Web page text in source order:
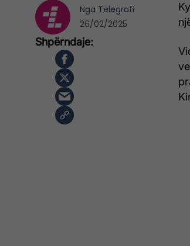
Nga Telegrafi
26/02/2025